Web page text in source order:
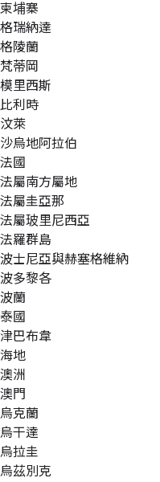
柬埔寨
格瑞納達
格陵蘭
梵蒂岡
模里西斯
比利時
汶萊
沙烏地阿拉伯
法國
法屬南方屬地
法屬圭亞那
法屬玻里尼西亞
法羅群島
波士尼亞與赫塞格維納
波多黎各
波蘭
泰國
津巴布韋
海地
澳洲
澳門
烏克蘭
烏干達
烏拉圭
烏茲別克